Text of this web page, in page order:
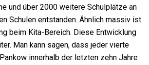
und über 2000 weitere Schulplätze an
Schulen entstanden. Ähnlich massiv ist
beim Kita-Bereich. Diese Entwicklung
Man kann sagen, dass jeder vierte
innerhalb der letzten zehn Jahre